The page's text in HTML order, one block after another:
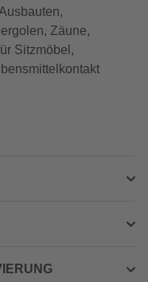
Zäune,
Sitzmöbel,